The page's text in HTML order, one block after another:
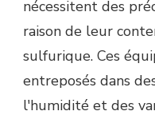
nécessitent des
raison de leur
sulfurique. Ces
entreposés dans
l'humidité et des